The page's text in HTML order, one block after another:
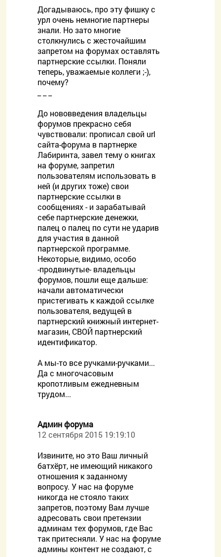
Догадываюсь, про эту фишку с
урл очень немногие партнеры
знали. Но зато многие
столкнулись с жесточайшим
запретом на форумах оставлять
партнерские ссылки. Поняли
теперь, уважаемые коллеги ;-),
почему?
До нововведения владельцы
форумов прекрасно себя
чувствовали: прописал свой url
сайта-форума в партнерке
Лабиринта, завел тему о книгах
на форуме, запретил
пользователям использовать в
ней (и других тоже) свои
партнерские ссылки в
сообщениях - и зарабатывай
себе партнерские денежки,
палец о палец по сути не ударив
для участия в данной
партнерской программе.
Некоторые, видимо, особо
-продвинутые- владельцы
форумов, пошли еще дальше:
начали автоматически
пристегивать к каждой ссылке
пользователя, ведущей в
партнерский книжный интернет-
магазин, СВОЙ партнерский
идентификатор.
А мы-то все ручками-ручками...
Да с многочасовым
кропотливым ежедневным
трудом...
Админ форума
12 сентября 2015 19:19:10
Извините, но это Ваш личный
батхёрт, не имеющий никакого
отношения к заданному
вопросу. У нас на форуме
никогда не стояло таких
запретов, поэтому Вам лучше
адресовать свои претензии
админам тех форумов, где Вас
так притесняли. У нас на форуме
админы контент не создают, с